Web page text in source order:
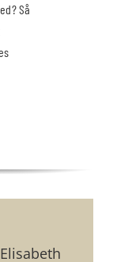
Så